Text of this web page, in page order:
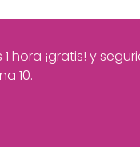
hora ¡gratis! y
10.